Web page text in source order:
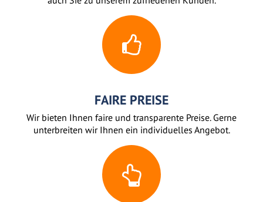
FAIRE PREISE
Wir bieten Ihnen faire und transparente Preise. Gerne
unterbreiten wir Ihnen ein individuelles Angebot.